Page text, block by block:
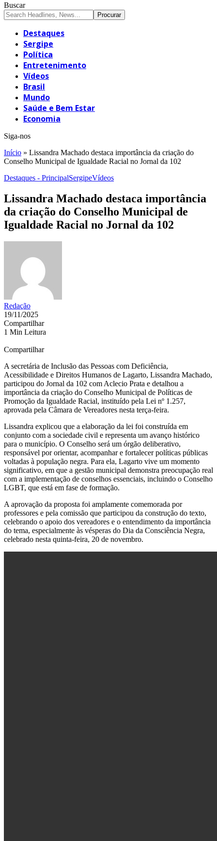
Buscar
Destaques
Sergipe
Política
Entretenimento
Vídeos
Brasil
Mundo
Saúde e Bem Estar
Economia
Siga-nos
Início » Lissandra Machado destaca importância da criação do
Conselho Municipal de Igualdade Racial no Jornal da 102
Destaques - PrincipalSergipeVídeos
Lissandra Machado destaca importância
da criação do Conselho Municipal de
Igualdade Racial no Jornal da 102
Redação
19/11/2025
Compartilhar
1 Min Leitura
Compartilhar
A secretária de Inclusão das Pessoas com Deficiência,
Acessibilidade e Direitos Humanos de Lagarto, Lissandra Machado,
participou do Jornal da 102 com Aclecio Prata e detalhou a
importância da criação do Conselho Municipal de Políticas de
Promoção da Igualdade Racial, instituído pela Lei nº 1.257,
aprovada pela Câmara de Vereadores nesta terça-feira.
Lissandra explicou que a elaboração da lei foi construída em
conjunto com a sociedade civil e representa um avanço histórico
para o município. O Conselho será um órgão deliberativo,
responsável por orientar, acompanhar e fortalecer políticas públicas
voltadas à população negra. Para ela, Lagarto vive um momento
significativo, em que a gestão municipal demonstra preocupação real
com a implementação de conselhos essenciais, incluindo o Conselho
LGBT, que está em fase de formação.
A aprovação da proposta foi amplamente comemorada por
professores e pela comissão que participou da construção do texto,
celebrando o apoio dos vereadores e o entendimento da importância
do tema, especialmente às vésperas do Dia da Consciência Negra,
celebrado nesta quinta-feira, 20 de novembro.